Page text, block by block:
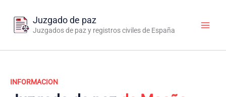
contenido
Juzgado de paz
Juzgados de paz y registros civiles de España
INFORMACION